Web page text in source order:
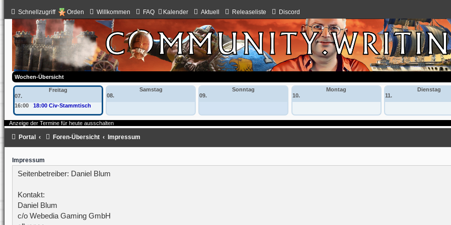
Schnellzugriff Orden Willkommen FAQ Kalender Aktuell Releaseliste Discord
Wochen-Übersicht
Freitag
07.
16:00
18:00 Civ-Stammtisch
Samstag
08.
Sonntag
09.
Montag
10.
Dienstag
11.
Anzeige der Termine für heute ausschalten
Portal Foren-Übersicht Impressum
Impressum
Seitenbetreiber: Daniel Blum
Kontakt:
Daniel Blum
c/o Webedia Gaming GmbH